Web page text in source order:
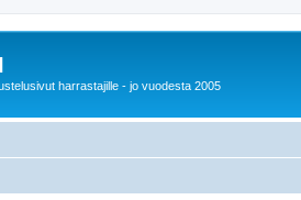
harrastajille - jo vuodesta 2005